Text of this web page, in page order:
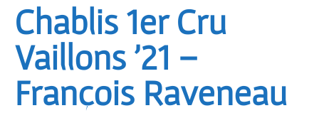
Chablis 1er Cru
Vaillons ’21 –
François Raveneau